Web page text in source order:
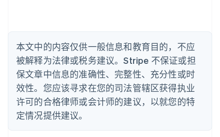
本文中的内容仅供一般信息和教育目的，不应
被解释为法律或税务建议。Stripe 不保证或担
保文章中信息的准确性、完整性、充分性或时
效性。您应该寻求在您的司法管辖区获得执业
许可的合格律师或会计师的建议，以就您的特
定情况提供建议。
English
比利时
NederlandsFrançaisDeutschEnglish
波兰
English
丹麦
English
德国
DeutschEnglish
法国
FrançaisEnglish